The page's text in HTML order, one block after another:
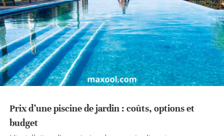
Prix d’une piscine de jardin : coûts, options et
budget